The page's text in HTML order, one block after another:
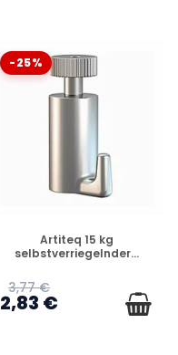
-25%
VERFÜGBAR
Artiteq 15 kg
selbstverriegelnder...
3,77 €
2,83 €